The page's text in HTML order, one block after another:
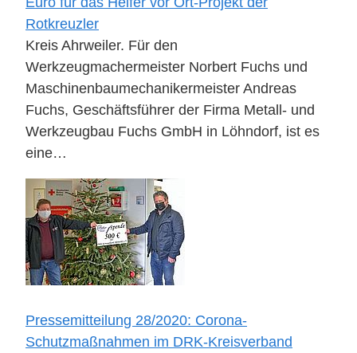
Rotkreuzler
Kreis Ahrweiler. Für den
Werkzeugmachermeister Norbert Fuchs und
Maschinenbaumechanikermeister Andreas
Fuchs, Geschäftsführer der Firma Metall- und
Werkzeugbau Fuchs GmbH in Löhndorf, ist es
eine…
Pressemitteilung 28/2020: Corona-
Schutzmaßnahmen im DRK-Kreisverband